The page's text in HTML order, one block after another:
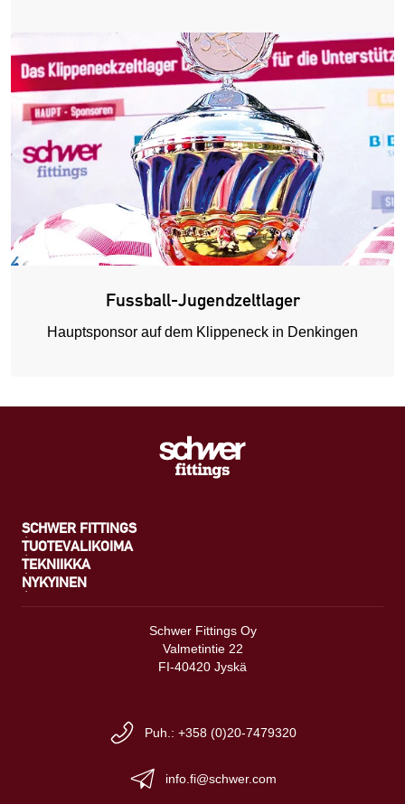
Fussball-Jugendzeltlager
Hauptsponsor auf dem Klippeneck in Denkingen
SCHWER FITTINGS
TUOTEVALIKOIMA
TEKNIIKKA
NYKYINEN
Schwer Fittings Oy
Valmetintie 22
FI-40420 Jyskä
Puh.: +358 (0)20-7479320
info.fi@schwer.com